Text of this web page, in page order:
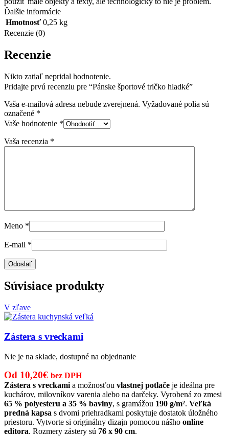
Ďalšie informácie
Hmotnosť 0,25 kg
Recenzie (0)
Recenzie
Nikto zatiaľ nepridal hodnotenie.
Pridajte prvú recenziu pre “Pánske športové tričko hladké”
Vaša e-mailová adresa nebude zverejnená. Vyžadované polia sú
označené *
Vaše hodnotenie *
Vaša recenzia *
Meno *
E-mail *
Súvisiace produkty
V zľave
Zástera s vreckami
Nie je na sklade, dostupné na objednanie
Od Pôvodná
cena
bola:
15,00€.
10,20€Aktuálna
cena
je:
10,20€.
bez DPH
Zástera s vreckami a možnosťou vlastnej potlače je ideálna pre
kuchárov, milovníkov varenia alebo na darčeky. Vyrobená zo zmesi
65 % polyesteru a 35 % bavlny, s gramážou 190 g/m². Veľká
predná kapsa s dvomi priehradkami poskytuje dostatok úložného
priestoru. Vytvorte si originálny dizajn pomocou nášho online
editora. Rozmery zástery sú 76 x 90 cm.